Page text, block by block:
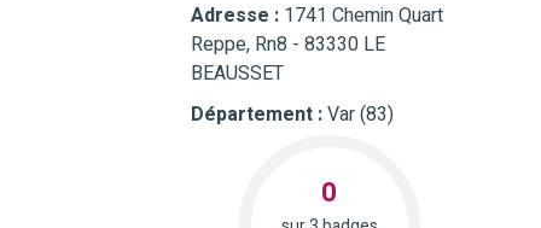
Adresse : 1741 Chemin Quart
Reppe, Rn8 - 83330 LE
BEAUSSET
Département :Var (83)
0